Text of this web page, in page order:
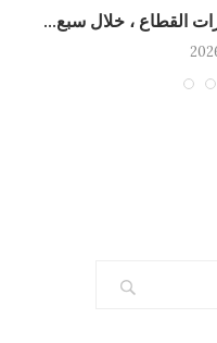
القطاع ، خلال سبع...